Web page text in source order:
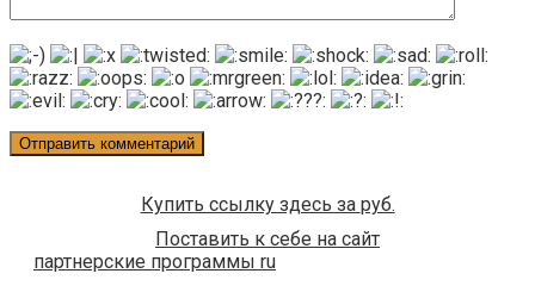
Купить ссылку здесь за руб.
Поставить к себе на сайт
партнерские программы ru